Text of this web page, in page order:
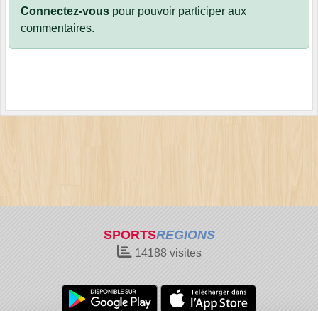
Connectez-vous pour pouvoir participer aux
commentaires.
SPORTSREGIONS
14188visites